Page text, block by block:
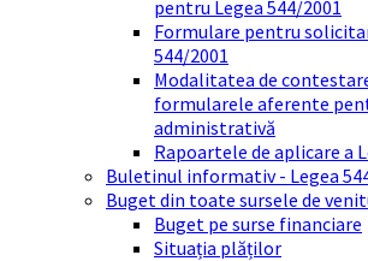
pentru Legea 544/2001
Formulare pentru
544/2001
Modalitatea de
formularele aferente
administrativă
Rapoartele de aplicare a
Buletinul informativ - Legea
Buget din toate sursele de
Buget pe surse financiare
Situația plăților